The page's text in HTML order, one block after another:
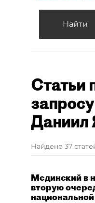
Найти
Статьи
Даниил
Найдено 37
Мединский в
вторую